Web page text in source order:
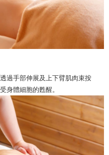
過手部伸展及上下臂肌肉束按
身體細胞的甦醒。